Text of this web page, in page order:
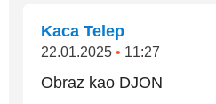
Kaca Telep
22.01.2025 • 11:27
Obraz kao DJON